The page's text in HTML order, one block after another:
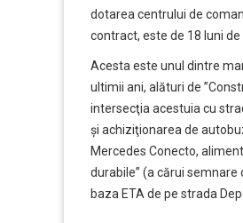
dotarea centrului de
contract, este de 18 luni
Acesta este unul dintre
ultimii ani, alături de
intersecţia acestuia cu
şi achiziţionarea de
Mercedes Conecto,
durabile” (a cărui
baza ETA de pe strada